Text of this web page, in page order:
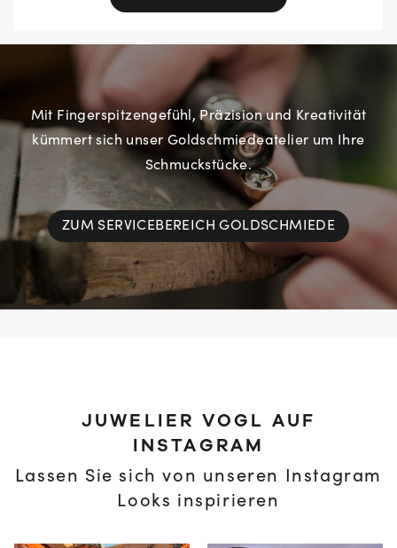
Mit Fingerspitzengefühl, Präzision und Kreativität
kümmert sich unser Goldschmiedeatelier um Ihre
Schmuckstücke.
ZUM SERVICEBEREICH GOLDSCHMIEDE
JUWELIER VOGL AUF
INSTAGRAM
Lassen Sie sich von unseren Instagram
Looks inspirieren